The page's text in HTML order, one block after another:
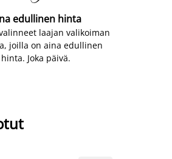
edullinen hinta
laajan valikoiman
joilla on aina edullinen
hinta. Joka päivä.